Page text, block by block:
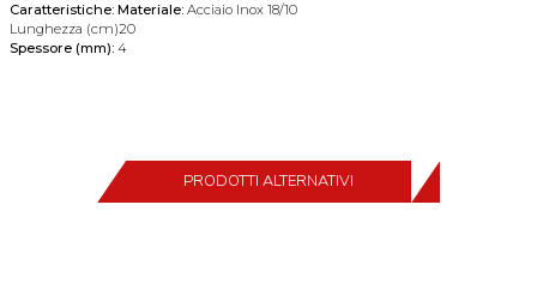
Caratteristiche: Materiale: Acciaio Inox 18/10
Lunghezza (cm)20
Spessore (mm): 4
PRODOTTI ALTERNATIVI